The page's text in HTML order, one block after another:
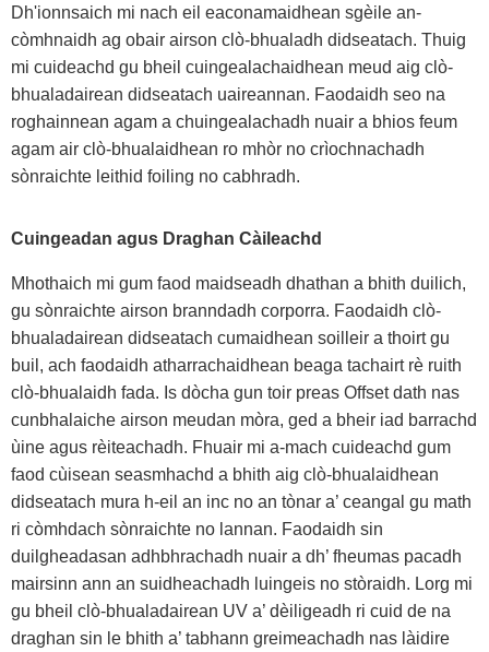
Dh'ionnsaich mi nach eil eaconamaidhean sgèile an-
còmhnaidh ag obair airson clò-bhualadh didseatach. Thuig
mi cuideachd gu bheil cuingealachaidhean meud aig clò-
bhualadairean didseatach uaireannan. Faodaidh seo na
roghainnean agam a chuingealachadh nuair a bhios feum
agam air clò-bhualaidhean ro mhòr no crìochnachadh
sònraichte leithid foiling no cabhradh.
Cuingeadan agus Draghan Càileachd
Mhothaich mi gum faod maidseadh dhathan a bhith duilich,
gu sònraichte airson branndadh corporra. Faodaidh clò-
bhualadairean didseatach cumaidhean soilleir a thoirt gu
buil, ach faodaidh atharrachaidhean beaga tachairt rè ruith
clò-bhualaidh fada. Is dòcha gun toir preas Offset dath nas
cunbhalaiche airson meudan mòra, ged a bheir iad barrachd
ùine agus rèiteachadh. Fhuair mi a-mach cuideachd gum
faod cùisean seasmhachd a bhith aig clò-bhualaidhean
didseatach mura h-eil an inc no an tònar a’ ceangal gu math
ri còmhdach sònraichte no lannan. Faodaidh sin
duilgheadasan adhbhrachadh nuair a dh’ fheumas pacadh
mairsinn ann an suidheachadh luingeis no stòraidh. Lorg mi
gu bheil clò-bhualadairean UV a’ dèiligeadh ri cuid de na
draghan sin le bhith a’ tabhann greimeachadh nas làidire